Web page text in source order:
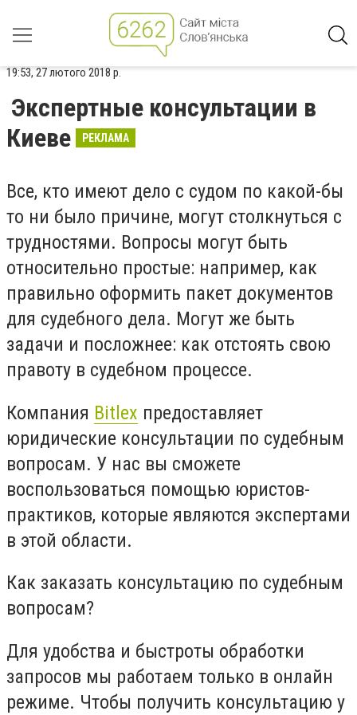
19:53, 27 лютого 2018 р.
Экспертные консультации в
Киеве
РЕКЛАМА
Все, кто имеют дело с судом по какой-бы
то ни было причине, могут столкнуться с
трудностями. Вопросы могут быть
относительно простые: например, как
правильно оформить пакет документов
для судебного дела. Могут же быть
задачи и посложнее: как отстоять свою
правоту в судебном процессе.
Компания Bitlex предоставляет
юридические консультации по судебным
вопросам. У нас вы сможете
воспользоваться помощью юристов-
практиков, которые являются экспертами
в этой области.
Как заказать консультацию по судебным
вопросам?
Для удобства и быстроты обработки
запросов мы работаем только в онлайн
режиме. Чтобы получить консультацию у